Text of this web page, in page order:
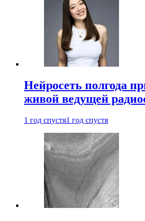
Нейросеть полгода
живой ведущей
1 год спустя1 год спустя